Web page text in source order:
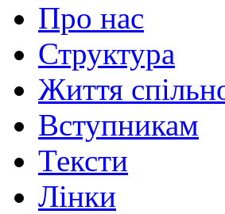
Про нас
Структура
Життя
Вступникам
Тексти
Лінки